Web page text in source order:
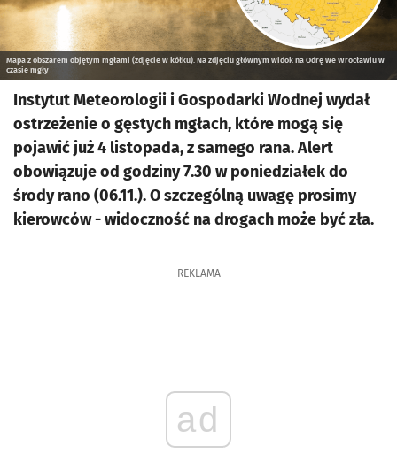
Mapa z obszarem objętym mgłami (zdjęcie w kółku). Na zdjęciu głównym widok na Odrę we Wrocławiu w
czasie mgły
Instytut Meteorologii i Gospodarki Wodnej wydał
ostrzeżenie o gęstych mgłach, które mogą się
pojawić już 4 listopada, z samego rana. Alert
obowiązuje od godziny 7.30 w poniedziałek do
środy rano (06.11.). O szczególną uwagę prosimy
kierowców - widoczność na drogach może być zła.
REKLAMA
ad